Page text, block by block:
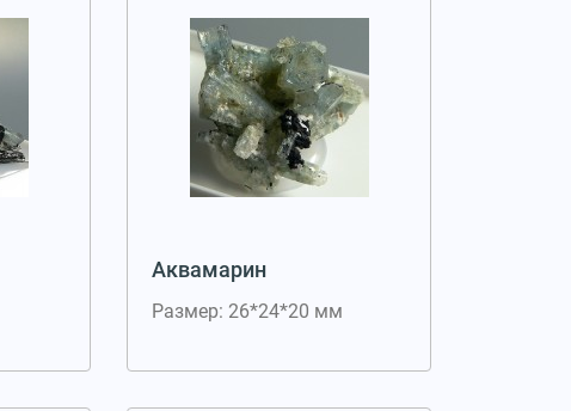
Аквамарин
Размер: 26*24*20 мм